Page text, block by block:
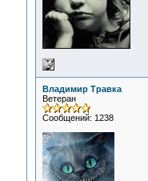
Владимир Травка
Ветеран
Сообщений: 1238